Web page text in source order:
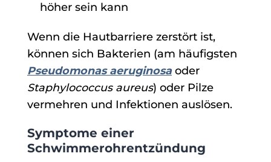
höher sein kann
Wenn die Hautbarriere zerstört ist,
können sich Bakterien (am häufigsten
Pseudomonas aeruginosaoder
Staphylococcus aureus) oder Pilze
vermehren und Infektionen auslösen.
Symptome einer
Schwimmerohrentzündung